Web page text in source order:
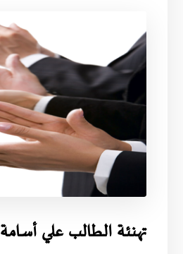
تهنئة الطالب علي أسامة